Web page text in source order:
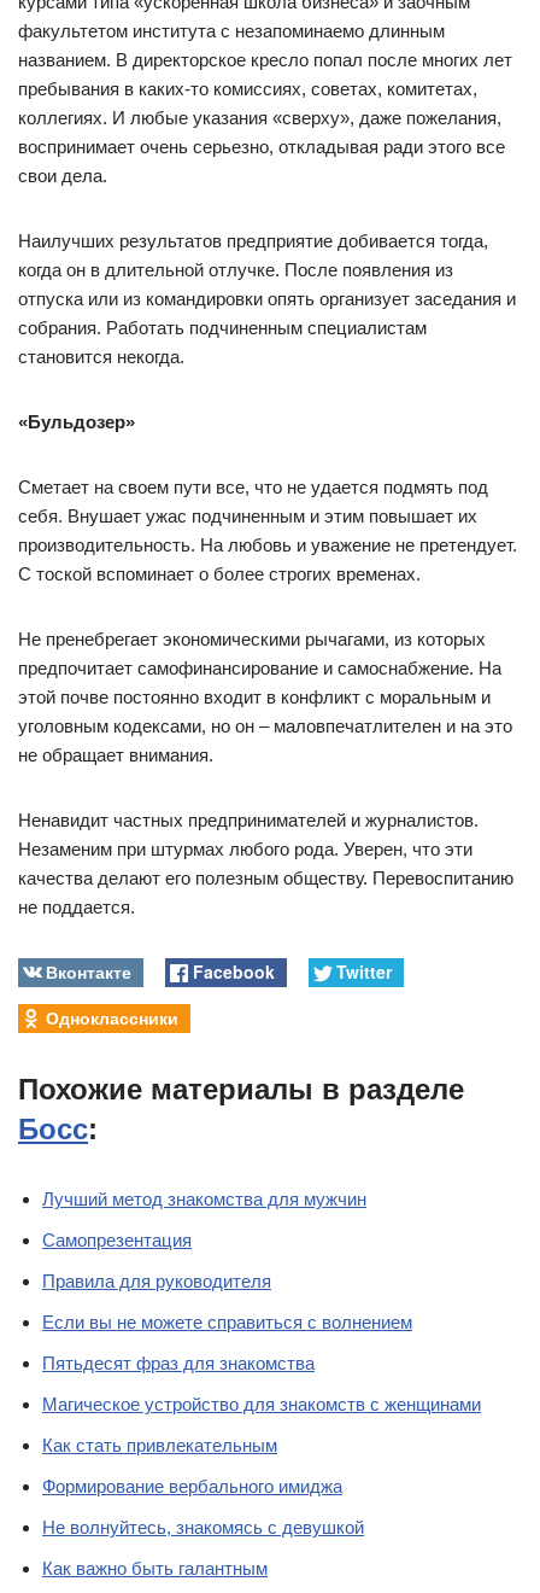
факультетом института с незапоминаемо длинным
названием. В директорское кресло попал после многих лет
пребывания в каких-то комиссиях, советах, комитетах,
коллегиях. И любые указания «сверху», даже пожелания,
воспринимает очень серьезно, откладывая ради этого все
свои дела.
Наилучших результатов предприятие добивается тогда,
когда он в длительной отлучке. После появления из
отпуска или из командировки опять организует заседания и
собрания. Работать подчиненным специалистам
становится некогда.
«Бульдозер»
Сметает на своем пути все, что не удается подмять под
себя. Внушает ужас подчиненным и этим повышает их
производительность. На любовь и уважение не претендует.
С тоской вспоминает о более строгих временах.
Не пренебрегает экономическими рычагами, из которых
предпочитает самофинансирование и самоснабжение. На
этой почве постоянно входит в конфликт с моральным и
уголовным кодексами, но он – маловпечатлителен и на это
не обращает внимания.
Ненавидит частных предпринимателей и журналистов.
Незаменим при штурмах любого рода. Уверен, что эти
качества делают его полезным обществу. Перевоспитанию
не поддается.
Вконтакте Facebook
Twitter
Одноклассники
Похожие материалы в разделе
Босс:
Лучший метод знакомства для мужчин
Самопрезентация
Правила для руководителя
Если вы не можете справиться с волнением
Пятьдесят фраз для знакомства
Магическое устройство для знакомств с женщинами
Как стать привлекательным
Формирование вербального имиджа
Не волнуйтесь, знакомясь с девушкой
Как важно быть галантным